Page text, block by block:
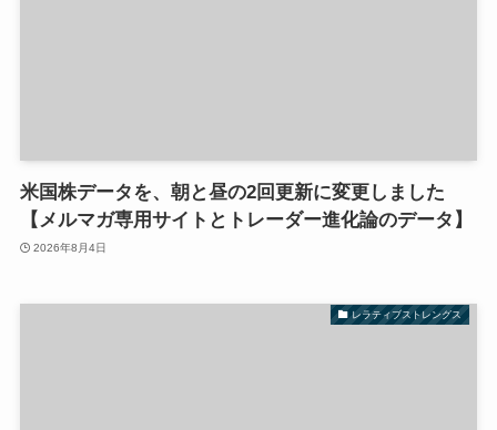
米国株データを、朝と昼の2回更新に変更しました
【メルマガ専用サイトとトレーダー進化論のデータ】
2026年8月4日
レラティブストレングス